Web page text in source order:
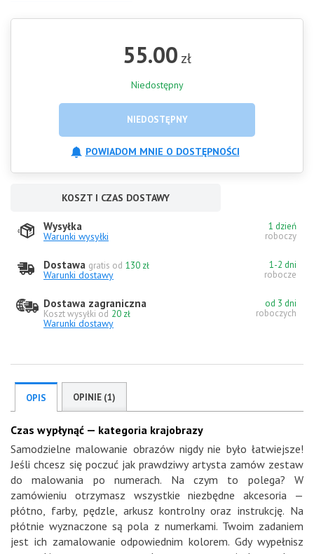
55.00 zł
Niedostępny
NIEDOSTĘPNY
POWIADOM MNIE O DOSTĘPNOŚCI
KOSZT I CZAS DOSTAWY
Wysyłka
Warunki wysyłki
1 dzień
roboczy
Dostawa gratis od 130 zł
Warunki dostawy
1-2 dni
robocze
Dostawa zagraniczna
Koszt wysyłki od 20 zł
Warunki dostawy
od 3 dni
roboczych
OPIS OPINIE (1)
Czas wypłynąć — kategoria krajobrazy
Samodzielne malowanie obrazów nigdy nie było łatwiejsze!
Jeśli chcesz się poczuć jak prawdziwy artysta zamów zestaw
do malowania po numerach. Na czym to polega? W
zamówieniu otrzymasz wszystkie niezbędne akcesoria —
płótno, farby, pędzle, arkusz kontrolny oraz instrukcję. Na
płótnie wyznaczone są pola z numerkami. Twoim zadaniem
jest ich zamalowanie odpowiednim kolorem. Gdy wypełnisz